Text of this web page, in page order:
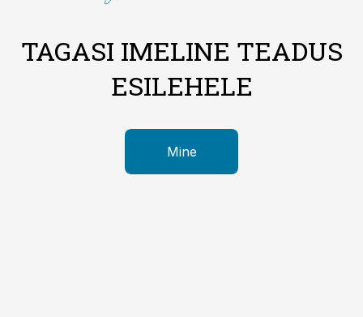
TAGASI IMELINE TEADUS
ESILEHELE
Mine